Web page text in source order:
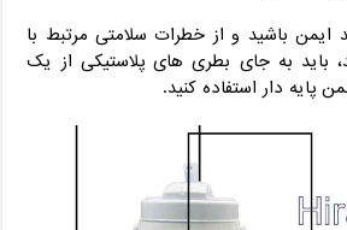
ایمن باشید و از خطرات سلامتی مرتبط با
باید به جای بطری های پلاستیکی از یک
پایه دار استفاده کنید.